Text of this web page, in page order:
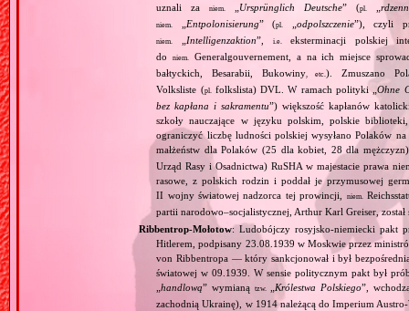
uznali zaniem. Ursprünglich Deutsche” (pl.
niem. Entpolonisierung” (pl. odpolszczenie”), czyli
niem. Intelligenzaktion”, i.e.
eksterminacji polskiej
doniem.
Generalgouvernement, a na ich miejsce
bałtyckich, Besarabii, Bukowiny, etc.). Zmuszano
Volksliste (pl. folkslista) DVL. W ramach polityki „Ohne
bez kapłana i sakramentu”) większość kapłanów
szkoły nauczające w języku polskim, polskie
ograniczyć liczbę ludności polskiej wysyłano Polaków
małżeństw dla Polaków (25 dla kobiet, 28 dla
Urząd Rasy i Osadnictwa) RuSHA w majestacie prawa
rasowe, z polskich rodzin i poddał je przymusowej
II wojny światowej nadzorca tej prowincji,
niem.
partii narodowo–socjalistycznej, Arthur Karl Greiser, został
Ribbentrop‐Mołotow: Ludobójczy rosyjsko‐niemiecki pakt
Hitlerem, podpisany 23.08.1939 w Moskwie przez
von Ribbentropa — który sankcjonował i był
światowej w 09.1939. W sensie politycznym pakt był
„handlową” wymianą tzw. Królestwa Polskiego”,
zachodnią Ukrainę), w 1914 należącą do Imperium